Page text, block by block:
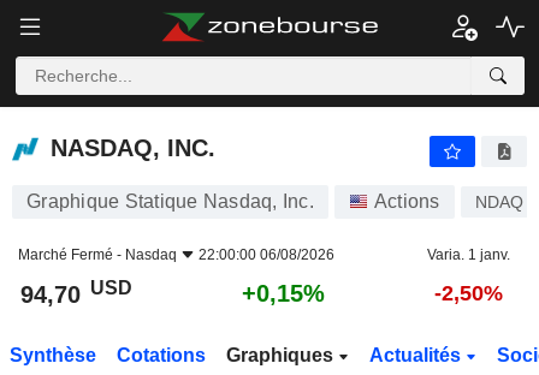
NASDAQ, INC.
NASDAQ, INC.
Graphique Statique Nasdaq, Inc. Actions NDAQ
Marché Fermé - Nasdaq 22:00:00 06/08/2026 Varia. 1 janv.
94,70 USD +0,15% -2,50%
Synthèse Cotations Graphiques Actualités